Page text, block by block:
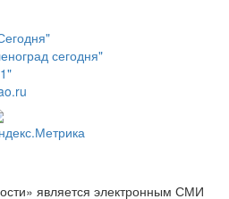
сегодня"
является электронным СМИ